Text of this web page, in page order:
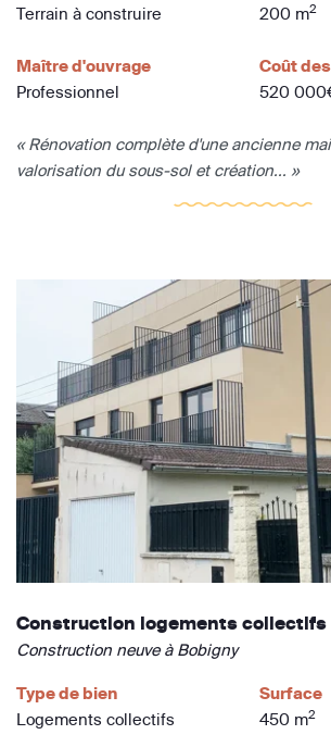
Terrain à construire
200 m2
Maître d'ouvrage
Professionnel
Coût
520
« Rénovation complète d'une ancienne
valorisation du sous-sol et création... »
Construction logements collectifs
Construction neuve à Bobigny
Type de bien
Logements collectifs
Surface
450 m2